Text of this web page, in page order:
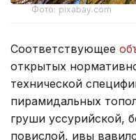
Фото: pixabay.com
Соответствующее
открытых
технической
пирамидальных
груши уссурийской,
повислой, ивы